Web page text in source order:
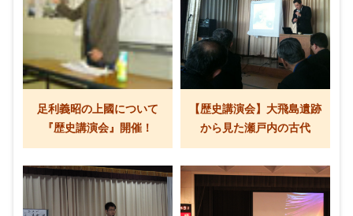
足利義昭の上國について
『歴史講演会』開催！
【歴史講演会】大飛島遺跡
から見た瀬戸内の古代